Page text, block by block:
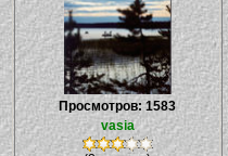
Просмотров: 1583
vasia